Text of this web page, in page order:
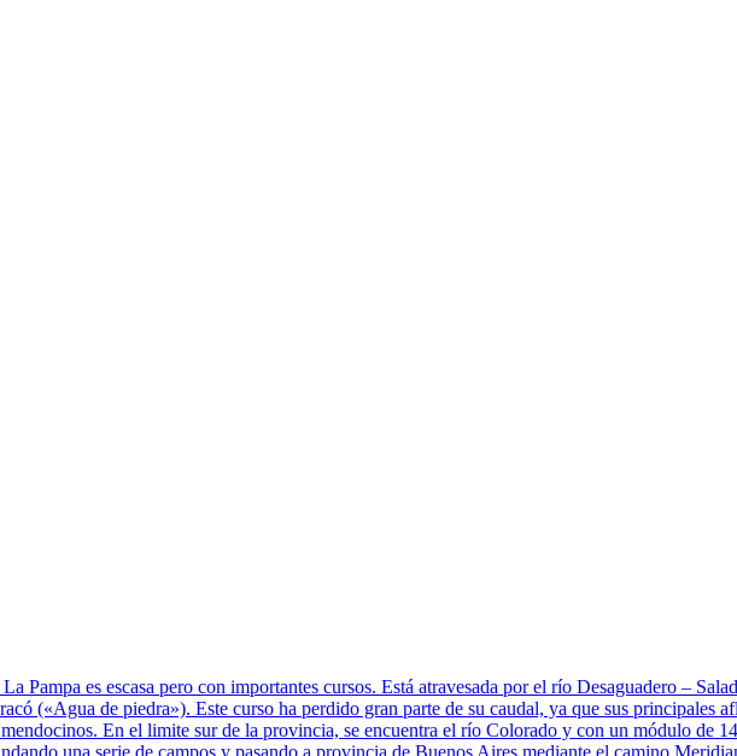
Pampa es escasa pero con importantes cursos. Está atravesada por el río Desaguadero –
(«Agua de piedra»). Este curso ha perdido gran parte de su caudal, ya que sus principales
En el limite sur de la provincia, se encuentra el río Colorado y con un módulo de
una serie de campos y pasando a provincia de Buenos Aires mediante el camino